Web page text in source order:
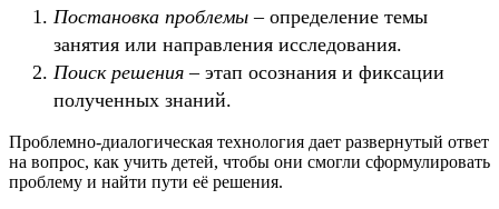
Постановка проблемы – определение темы
занятия или направления исследования.
Поиск решения – этап осознания и фиксации
полученных знаний.
Проблемно-диалогическая технология дает развернутый ответ
на вопрос, как учить детей, чтобы они смогли сформулировать
проблему и найти пути её решения.